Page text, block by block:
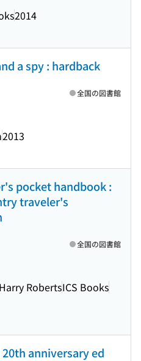
2014
a spy : hardback
2013
全国の図書館
pocket handbook :
traveler's
RobertsICS Books
全国の図書館
anniversary ed